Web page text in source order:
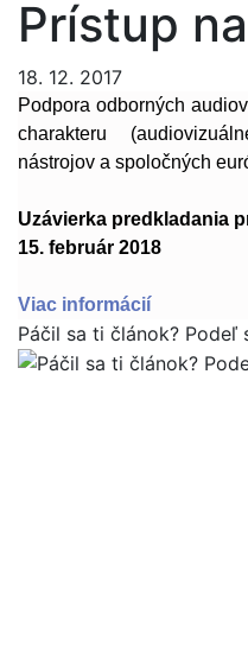
Prístup
18. 12. 2017
Podpora odborných
charakteru
nástrojov a spoločných
Uzávierka predkladania
15. február 2018
Viac informácií
Páčil sa ti článok? Podeľ